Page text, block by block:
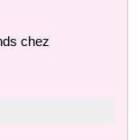
chez